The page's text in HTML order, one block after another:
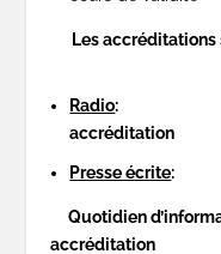
Les accréditations
Radio:
accréditation
Presse écrite:
Quotidien
accréditation